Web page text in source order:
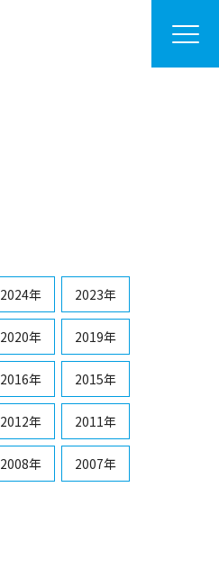
2024年 2023年
2020年 2019年
2016年 2015年
2012年 2011年
2008年 2007年